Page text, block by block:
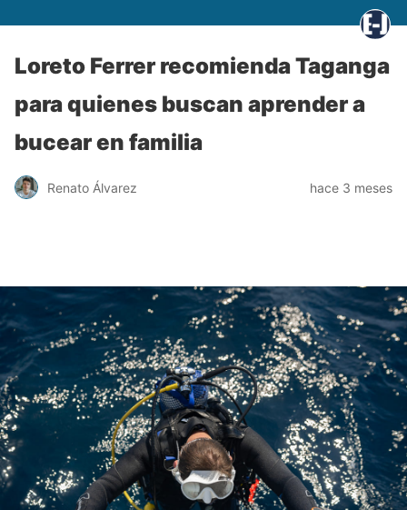
Loreto Ferrer recomienda Taganga
para quienes buscan aprender a
bucear en familia
Renato Álvarez hace 3 meses